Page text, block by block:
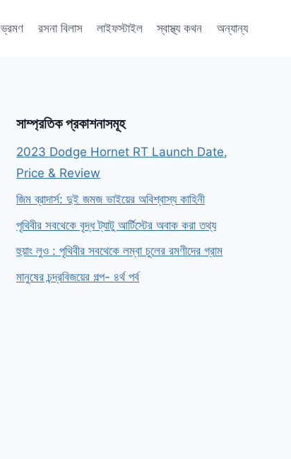
ভ্রমণ রসনা বিলাস লাইফস্টাইল স্বাস্থ্য কথন অন্যান্য
সাম্প্রতিক প্রকাশনাসমূহ
2023 Dodge Hornet RT Launch Date,
Price & Review
জিম ব্রাদার্স: দুই জমজ ভাইয়ের অবিশ্বাস্য কাহিনী
পৃথিবীর সবথেকে বৃদ্ধ ট্যাটু আর্টিস্টের অবাক করা তথ্য
হুয়াং লুও : পৃথিবীর সবথেকে লম্বা চুলের রমণীদের গ্রাম
মানুষের চন্দ্রবিজয়ের গল্প- ৪র্থ পর্ব